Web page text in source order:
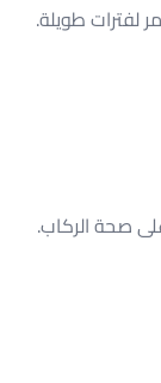
لفترات طويلة.
صحة الركاب.